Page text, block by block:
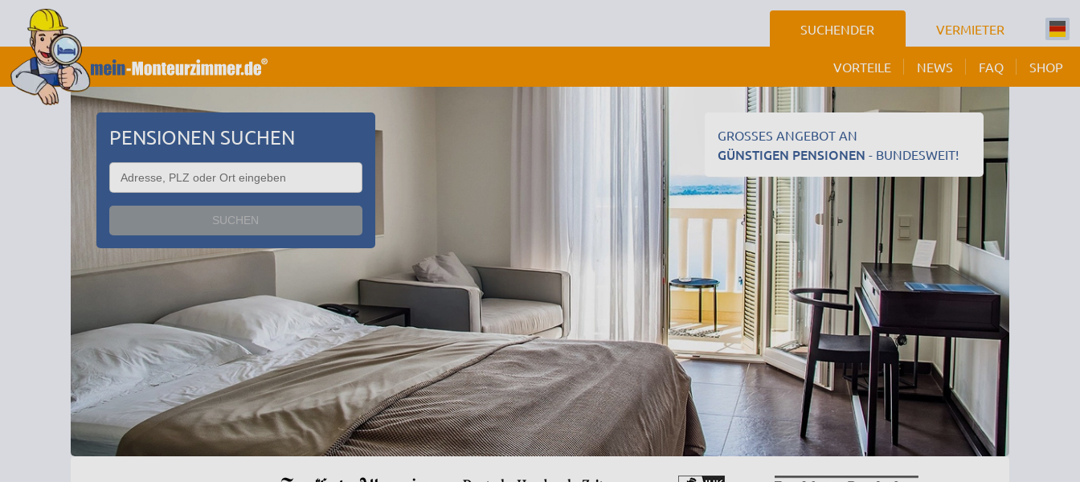
SUCHENDER VERMIETER
VORTEILE NEWS FAQ SHOP
PENSIONEN SUCHEN
SUCHEN
GROSSES ANGEBOT AN
GÜNSTIGEN PENSIONEN - BUNDESWEIT!